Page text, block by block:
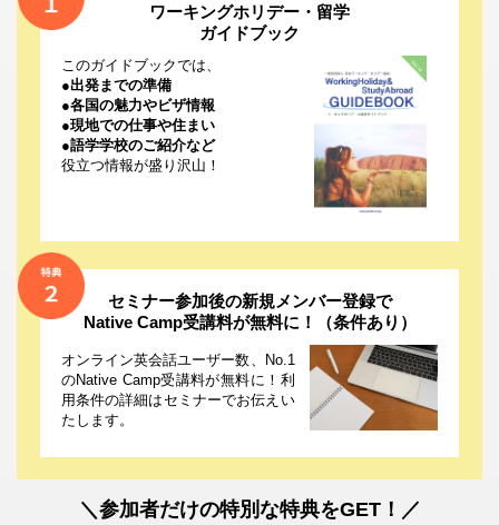
ワーキングホリデー・留学
ガイドブック
このガイドブックでは、
●出発までの準備
●各国の魅力やビザ情報
●現地での仕事や住まい
●語学学校のご紹介など
役立つ情報が盛り沢山！
セミナー参加後の新規メンバー登録で
Native Camp受講料が無料に！（条件あり）
オンライン英会話ユーザー数、No.1
のNative Camp受講料が無料に！利
用条件の詳細はセミナーでお伝えい
たします。
＼参加者だけの特別な特典をGET！／